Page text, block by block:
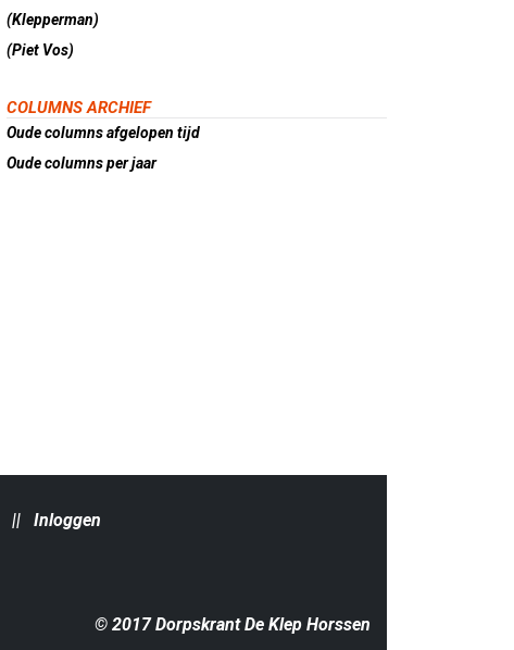
(Klepperman)
(Piet Vos)
COLUMNS ARCHIEF
Oude columns afgelopen tijd
Oude columns per jaar
|| Inloggen
© 2017 Dorpskrant De Klep Horssen